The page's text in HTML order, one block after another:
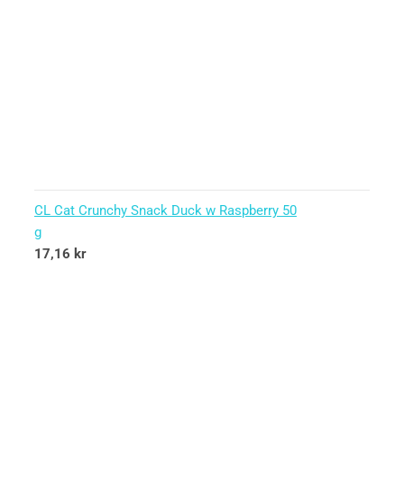
CL Cat Crunchy Snack Duck w Raspberry 50
g
17,16 kr